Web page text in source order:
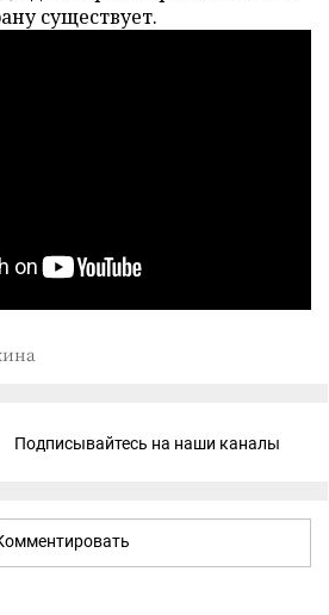
существует.
Подписывайтесь на наши каналы